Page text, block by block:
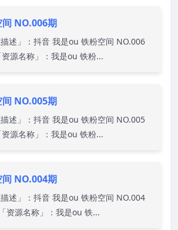
NO.006期
述」：抖音 我是ou 铁粉空间 NO.006
源名称」：我是ou 铁粉...
NO.005期
述」：抖音 我是ou 铁粉空间 NO.005
源名称」：我是ou 铁粉...
NO.004期
述」：抖音 我是ou 铁粉空间 NO.004
资源名称」：我是ou 铁...